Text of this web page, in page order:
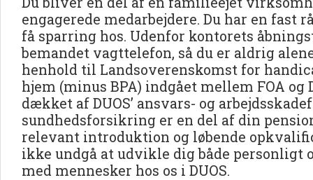
engagerede medarbejdere. Du har en fast
få sparring hos. Udenfor kontorets
bemandet vagttelefon, så du er aldrig
henhold til Landsoverenskomst for
hjem (minus BPA) indgået mellem FOA og
dækket af DUOS’ ansvars- og
sundhedsforsikring er en del af din
relevant introduktion og løbende
ikke undgå at udvikle dig både personligt
med mennesker hos os i DUOS.